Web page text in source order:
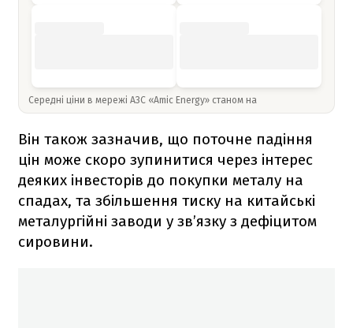
Середні ціни в мережі АЗС «Amic Energy» станом на
Він також зазначив, що поточне падіння
цін може скоро зупинитися через інтерес
деяких інвесторів до покупки металу на
спадах, та збільшення тиску на китайські
металургійні заводи у зв’язку з дефіцитом
сировини.